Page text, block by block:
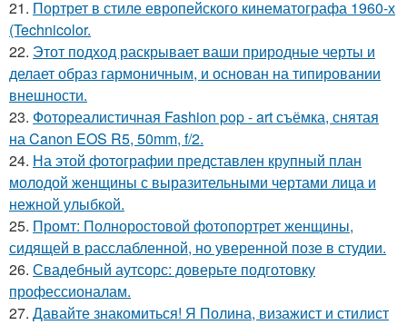
21. Портрет в стиле европейского кинематографа 1960-х
(Technicolor.
22. Этот подход раскрывает ваши природные черты и
делает образ гармоничным, и основан на типировании
внешности.
23. Фотореалистичная Fashion pop - art съёмка, снятая
на Canon EOS R5, 50mm, f/2.
24. На этой фотографии представлен крупный план
молодой женщины с выразительными чертами лица и
нежной улыбкой.
25. Промт: Полноростовой фотопортрет женщины,
сидящей в расслабленной, но уверенной позе в студии.
26. Свадебный аутсорс: доверьте подготовку
профессионалам.
27. Давайте знакомиться! Я Полина, визажист и стилист